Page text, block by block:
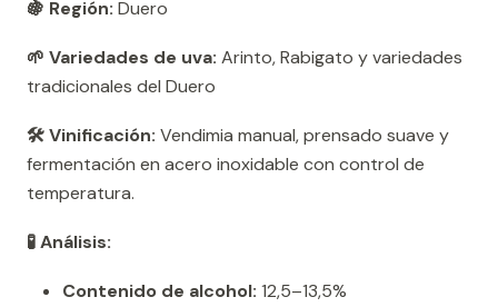
🍇 Región: Duero
🌱 Variedades de uva: Arinto, Rabigato y variedades
tradicionales del Duero
🛠️ Vinificación: Vendimia manual, prensado suave y
fermentación en acero inoxidable con control de
temperatura.
🧪 Análisis:
Contenido de alcohol: 12,5–13,5%